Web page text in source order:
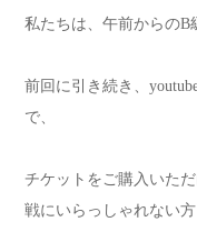
私たちは、午前からのB
前回に引き続き、
で、
チケットをご購入いた
戦にいらっしゃれない方